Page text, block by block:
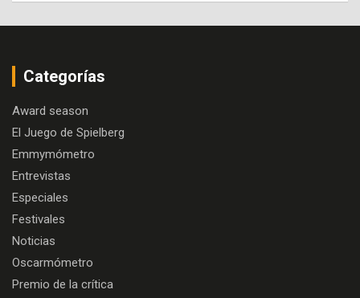
Categorías
Award season
El Juego de Spielberg
Emmymómetro
Entrevistas
Especiales
Festivales
Noticias
Oscarmómetro
Premio de la crítica